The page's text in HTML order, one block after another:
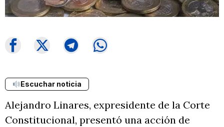
Escuchar noticia
Alejandro Linares, expresidente de la Corte
Constitucional, presentó una acción de